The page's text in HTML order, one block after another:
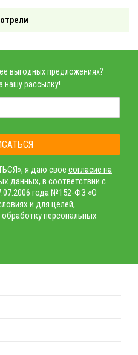
выгодных предложениях?
нашу рассылку!
я даю свое согласие на
данных, в соответствии с
года №152-ФЗ «О
и для целей,
персональных